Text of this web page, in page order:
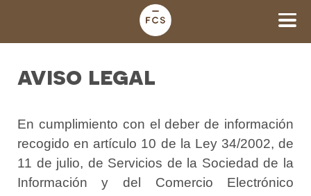
aviso legal
En cumplimiento con el deber de información
recogido en artículo 10 de la Ley 34/2002, de
11 de julio, de Servicios de la Sociedad de la
Información y del Comercio Electrónico